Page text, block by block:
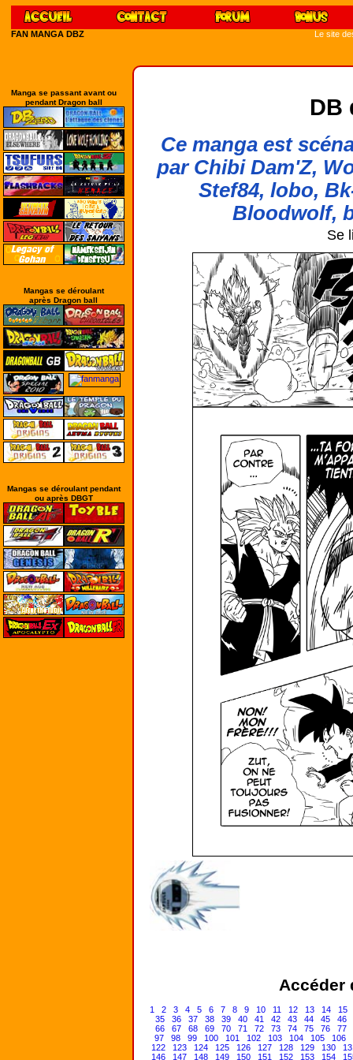
FAN MANGA DBZ Le site
Manga se passant avant ou
pendant Dragon ball
Mangas se déroulant
après Dragon ball
Mangas se déroulant pendant
ou après DBGT
DB
Ce manga est
par Chibi Dam'Z,
Stef84, lobo,
Bloodwolf,
Se
Accéder
1 2 3 4 5 6 7 8 9 10 11 12 13 14
15
35
36 37 38 39 40 41 42 43 44 45
46
66
67 68 69 70 71 72 73 74 75 76
77
97
98 99 100 101 102 103 104 105
106
122
123 124 125 126 127 128 129 130
146
147 148 149 150 151 152 153 154